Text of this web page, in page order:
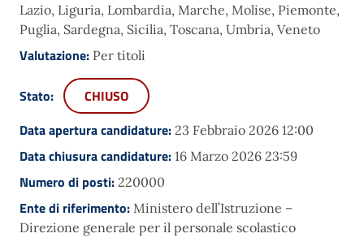
Lazio, Liguria, Lombardia, Marche, Molise, Piemonte,
Puglia, Sardegna, Sicilia, Toscana, Umbria, Veneto
Valutazione: Per titoli
Stato:
CHIUSO
Data apertura candidature: 23 Febbraio 2026 12:00
Data chiusura candidature: 16 Marzo 2026 23:59
Numero di posti: 220000
Ente di riferimento: Ministero dell’Istruzione –
Direzione generale per il personale scolastico